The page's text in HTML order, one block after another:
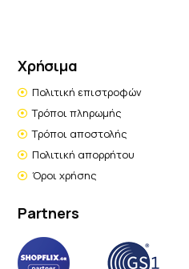
Χρήσιμα
Πολιτική επιστροφών
Τρόποι πληρωμής
Τρόποι αποστολής
Πολιτική απορρήτου
Όροι χρήσης
Partners